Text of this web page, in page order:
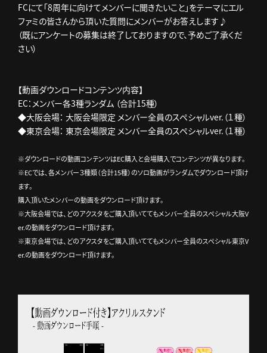
FCにて「8周年に向けてメンバーに聞きたいこと」をテーマにエル
ファミの皆さんから頂いた質問にメンバーがお答えします♪
（既にアンケートの募集は終了しておりますので、予めご了承くだ
さい）
【動画ダウンロードコンテンツ内容】
EC：メンバー各3種ランダム （合計15種）
◆大阪会場： 大阪会場限定 メンバー全員のスペシャルver.（１種）
◆東京会場： 東京会場限定 メンバー全員のスペシャルver.（１種）
※ダウンロードの動画コンテンツはEC購入と会場購入でコンテンツが異なります。
※ECでは、各メンバー３種類（合計15種）のソロ動画がランダムでダウンロード頂け
ます。
購入頂いたメンバーの動画をダウンロード頂けます。
※大阪会場では、どのアクスタをご購入頂いててもメンバー全員のスペシャル大阪V
er.の動画をダウンロード頂けます。
※東京会場では、どのアクスタをご購入頂いててもメンバー全員のスペシャル東京V
er.の動画をダウンロード頂けます。